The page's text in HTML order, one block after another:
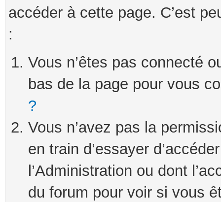
accéder à cette page. C’est
:
Vous n’êtes pas connecté
bas de la page pour vous
?
Vous n’avez pas la
en train d’essayer
l’Administration ou dont
du forum pour voir si vous